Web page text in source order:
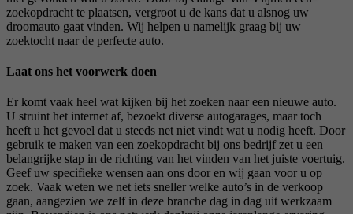
zoekopdracht te plaatsen, vergroot u de kans dat u alsnog uw
droomauto gaat vinden. Wij helpen u namelijk graag bij uw
zoektocht naar de perfecte auto.
Laat ons het voorwerk doen
Er komt vaak heel wat kijken bij het zoeken naar een nieuwe auto.
U struint het internet af, bezoekt diverse autogarages, maar toch
heeft u het gevoel dat u steeds net niet vindt wat u nodig heeft. Door
gebruik te maken van een zoekopdracht bij ons bedrijf zet u een
belangrijke stap in de richting van het vinden van het juiste voertuig.
Geef uw specifieke wensen aan ons door en wij gaan voor u op
zoek. Vaak weten we net iets sneller welke auto’s in de verkoop
gaan, aangezien we zelf in deze branche dag in dag uit werkzaam